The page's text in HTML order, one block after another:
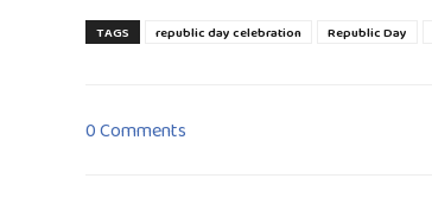
TAGS republic day celebration Republic Day
0 Comments